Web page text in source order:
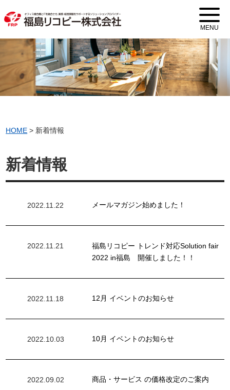
MENU
HOME > 新着情報
新着情報
2022.11.22 メールマガジン始めました！
2022.11.21
福島リコピー トレンド対応Solution fair
2022 in福島 開催しました！！
2022.11.18 12月 イベントのお知らせ
2022.10.03 10月 イベントのお知らせ
2022.09.02 商品・サービス の価格改定のご案内